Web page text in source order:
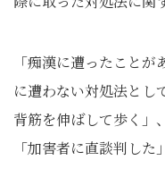
「痴漢に遭ったこと
に遭わない対処法とし
背筋を伸ばして歩く」
「加害者に直談判した